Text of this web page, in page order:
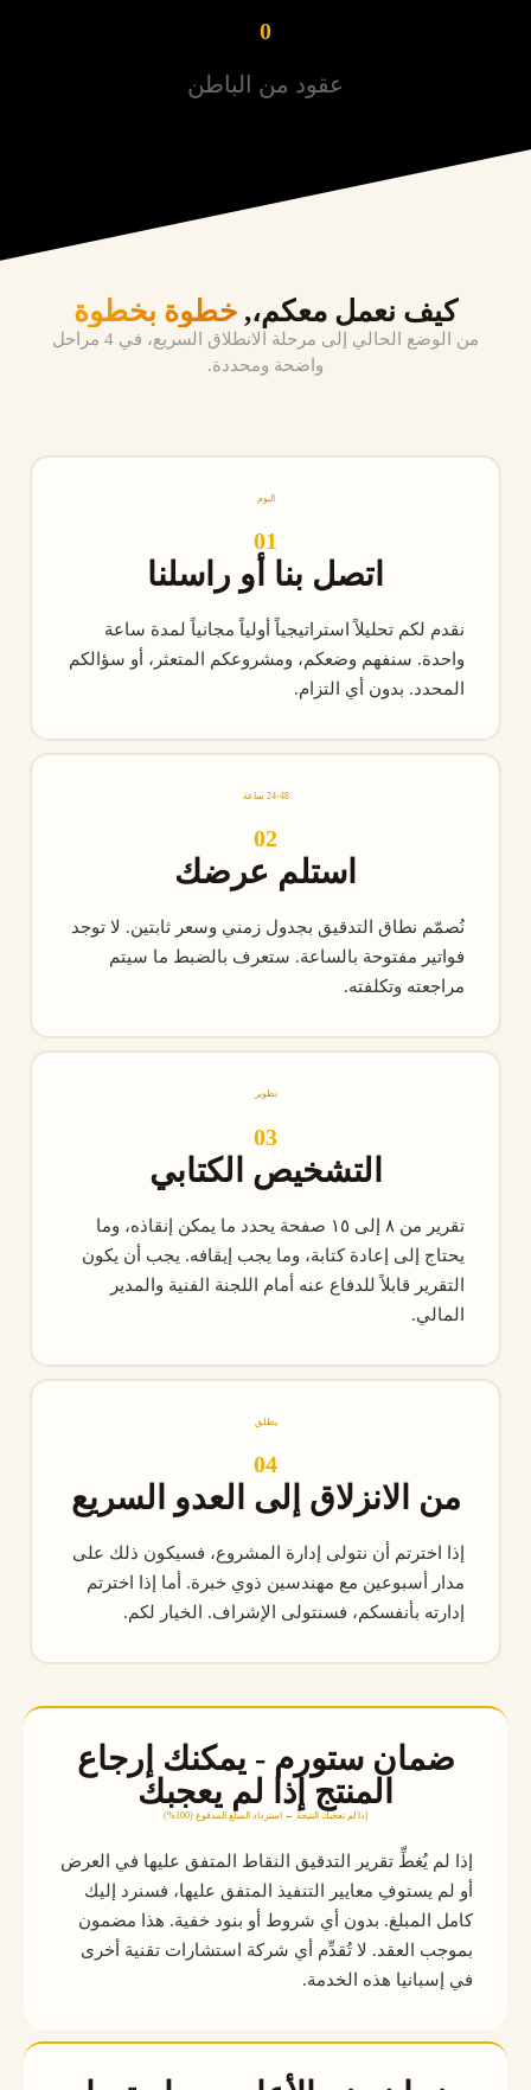
0
عقود من الباطن
كيف نعمل معكم،, خطوة بخطوة
من الوضع الحالي إلى مرحلة الانطلاق السريع، في 4 مراحل
واضحة ومحددة.
اليوم
01
اتصل بنا أو راسلنا
نقدم لكم تحليلاً استراتيجياً أولياً مجانياً لمدة ساعة
واحدة. سنفهم وضعكم، ومشروعكم المتعثر، أو سؤالكم
المحدد. بدون أي التزام.
24-48 ساعة
02
استلم عرضك
نُصمّم نطاق التدقيق بجدول زمني وسعر ثابتين. لا توجد
فواتير مفتوحة بالساعة. ستعرف بالضبط ما سيتم
مراجعته وتكلفته.
تطوير
03
التشخيص الكتابي
تقرير من ٨ إلى ١٥ صفحة يحدد ما يمكن إنقاذه، وما
يحتاج إلى إعادة كتابة، وما يجب إيقافه. يجب أن يكون
التقرير قابلاً للدفاع عنه أمام اللجنة الفنية والمدير
المالي.
يطلق
04
من الانزلاق إلى العدو السريع
إذا اخترتم أن نتولى إدارة المشروع، فسيكون ذلك على
مدار أسبوعين مع مهندسين ذوي خبرة. أما إذا اخترتم
إدارته بأنفسكم، فسنتولى الإشراف. الخيار لكم.
ضمان ستورم - يمكنك إرجاع
المنتج إذا لم يعجبك
إذا لم تعجبك النتيجة ← استرداد المبلغ المدفوع (100%)
إذا لم يُغطِّ تقرير التدقيق النقاط المتفق عليها في العرض
أو لم يستوفِ معايير التنفيذ المتفق عليها، فسنرد إليك
كامل المبلغ. بدون أي شروط أو بنود خفية. هذا مضمون
بموجب العقد. لا تُقدِّم أي شركة استشارات تقنية أخرى
في إسبانيا هذه الخدمة.